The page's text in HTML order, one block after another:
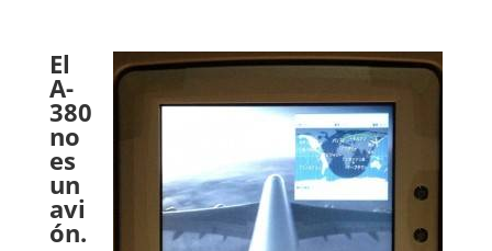
El
A-
380
no
es
un
avi
ón.